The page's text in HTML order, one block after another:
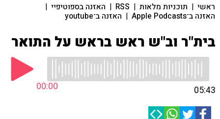
ראשי | תוכניות מלאות |
RSS
| האזנה בספוטיפיי |
האזנה ב־Apple Podcasts | האזנה ב־youtube
בית"ר וב"ש ראש בראש על התואר
00:00 05:43